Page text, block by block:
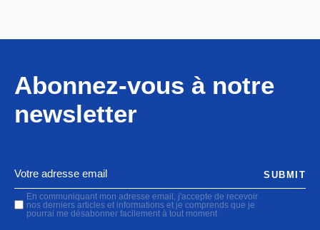
Abonnez-vous à notre
newsletter
En communiquant mon adresse email, j'accepte de recevoir
nos derniers articles et informations et je comprends que je
pourrai me désabonner facilement à tout moment
SUBMIT